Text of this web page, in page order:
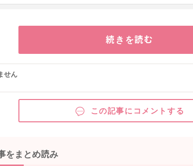
続きを読む
せん
この記事にコメントする
をまとめ読み